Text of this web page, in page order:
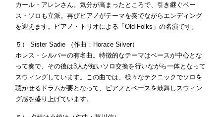
カール・アレンさん。気分が高まったところで、引き継ぐベー
ス・ソロも立派。再びピアノがテーマを奏でながらエンディング
を迎えます。ピアノ・トリオによる「Old Folks」の名演です。
５） Sister Sadie （作曲：Horace Silver）
ホレス・シルバーの有名曲。特徴的なテーマはベースが中心とな
って奏で、その後は3人が短いソロ交換を行いながら一体となって
スウィングしています。この曲では、様々なテクニックでソロを
聴かせるドラムが要となって、ピアノとベースを鼓舞しスウィン
グ感を盛り上げています。